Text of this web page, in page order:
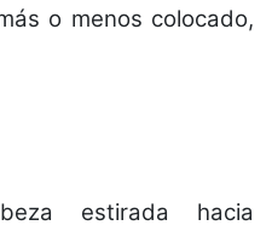
o menos colocado,
estirada hacia